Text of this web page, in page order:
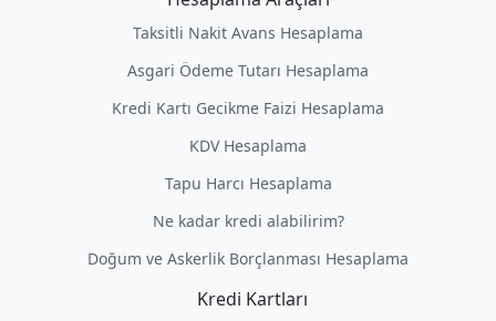
Taksitli Nakit Avans Hesaplama
Asgari Ödeme Tutarı Hesaplama
Kredi Kartı Gecikme Faizi Hesaplama
KDV Hesaplama
Tapu Harcı Hesaplama
Ne kadar kredi alabilirim?
Doğum ve Askerlik Borçlanması Hesaplama
Kredi Kartları